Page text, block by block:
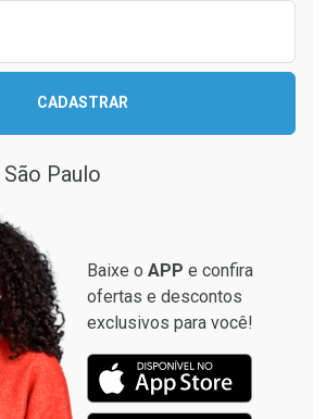
CADASTRAR
Paulo
Baixe o APP e confira
ofertas e descontos
exclusivos para você!